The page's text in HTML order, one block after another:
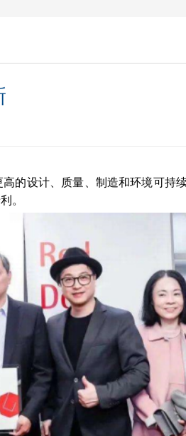
的设计、质量、制造和环境可持
。